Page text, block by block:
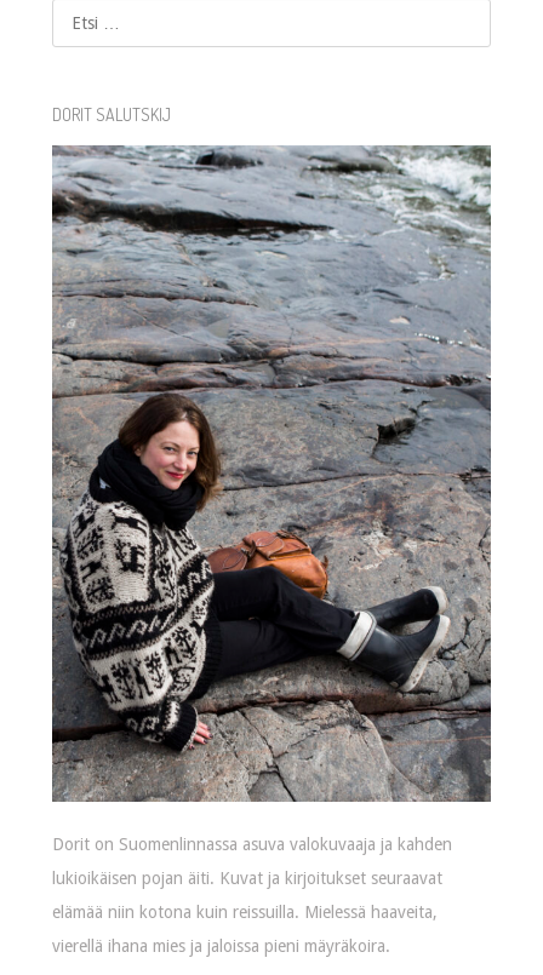
Etsi
DORIT SALUTSKIJ
Dorit on Suomenlinnassa asuva valokuvaaja ja kahden
lukioikäisen pojan äiti. Kuvat ja kirjoitukset seuraavat
elämää niin kotona kuin reissuilla. Mielessä haaveita,
vierellä ihana mies ja jaloissa pieni mäyräkoira.